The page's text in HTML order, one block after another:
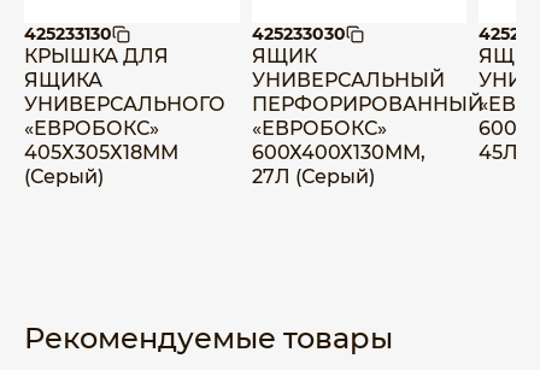
425233130
КРЫШКА ДЛЯ
ЯЩИКА
УНИВЕРСАЛЬНОГО
«ЕВРОБОКС»
405Х305Х18ММ
(Серый)
425233030
ЯЩИК
УНИВЕРСАЛЬНЫЙ
ПЕРФОРИРОВАННЫЙ
«ЕВРОБОКС»
600Х400Х130ММ,
27Л (Серый)
45Л
Рекомендуемые товары